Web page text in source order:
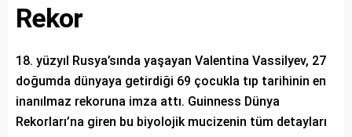
Rekor
18. yüzyıl Rusya’sında yaşayan Valentina Vassilyev, 27
doğumda dünyaya getirdiği 69 çocukla tıp tarihinin en
inanılmaz rekoruna imza attı. Guinness Dünya
Rekorları’na giren bu biyolojik mucizenin tüm detayları